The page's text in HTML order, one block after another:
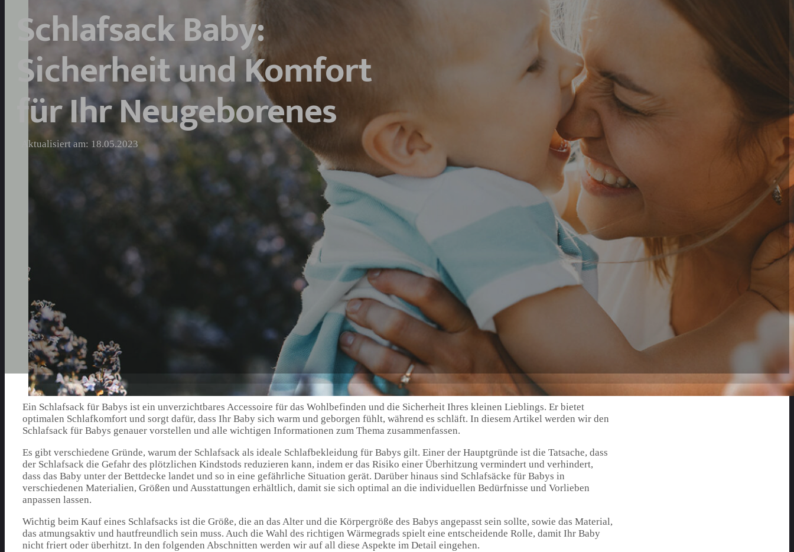
Schlafsack Baby:
Sicherheit und Komfort
für Ihr Neugeborenes
Aktualisiert am: 18.05.2023
Ein Schlafsack für Babys ist ein unverzichtbares Accessoire für das Wohlbefinden und die Sicherheit Ihres kleinen Lieblings. Er bietet
optimalen Schlafkomfort und sorgt dafür, dass Ihr Baby sich warm und geborgen fühlt, während es schläft. In diesem Artikel werden wir den
Schlafsack für Babys genauer vorstellen und alle wichtigen Informationen zum Thema zusammenfassen.
Es gibt verschiedene Gründe, warum der Schlafsack als ideale Schlafbekleidung für Babys gilt. Einer der Hauptgründe ist die Tatsache, dass
der Schlafsack die Gefahr des plötzlichen Kindstods reduzieren kann, indem er das Risiko einer Überhitzung vermindert und verhindert,
dass das Baby unter der Bettdecke landet und so in eine gefährliche Situation gerät. Darüber hinaus sind Schlafsäcke für Babys in
verschiedenen Materialien, Größen und Ausstattungen erhältlich, damit sie sich optimal an die individuellen Bedürfnisse und Vorlieben
anpassen lassen.
Wichtig beim Kauf eines Schlafsacks ist die Größe, die an das Alter und die Körpergröße des Babys angepasst sein sollte, sowie das Material,
das atmungsaktiv und hautfreundlich sein muss. Auch die Wahl des richtigen Wärmegrads spielt eine entscheidende Rolle, damit Ihr Baby
nicht friert oder überhitzt. In den folgenden Abschnitten werden wir auf all diese Aspekte im Detail eingehen.